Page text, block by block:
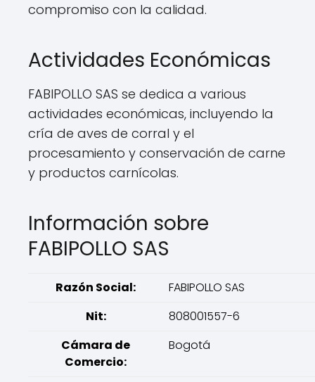
compromiso con la calidad.
Actividades Económicas
FABIPOLLO SAS se dedica a various
actividades económicas, incluyendo la
cría de aves de corral y el
procesamiento y conservación de carne
y productos carnícolas.
Información sobre
FABIPOLLO SAS
Razón Social:
FABIPOLLO SAS
Nit:
808001557-6
Cámara de
Comercio:
Bogotá